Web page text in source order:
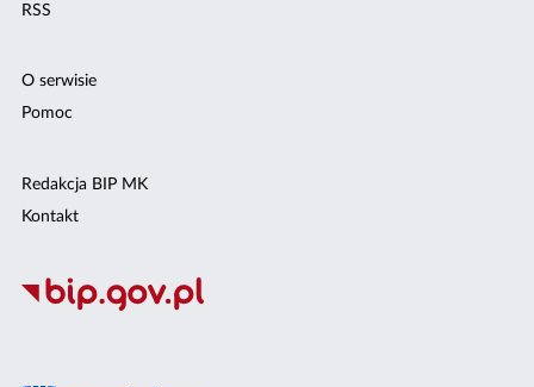
RSS
O serwisie
Pomoc
Redakcja BIP MK
Kontakt